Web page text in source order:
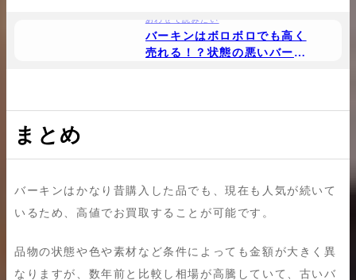
あわせて読みたい
バーキンはボロボロでも高く
売れる！？状態の悪いバーキ
まとめ
バーキンはかなり昔購入した品でも、現在も人気が続いて
いるため、高値でお買取することが可能です。
品物の状態や色や素材など条件によっても金額が大きく異
なりますが、数年前と比較し相場が高騰していて、古いバ